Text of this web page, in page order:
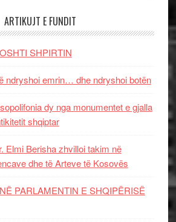
ARTIKUJT E FUNDIT
SHPIRTIN
ndryshoi emrin… dhe ndryshoi botën
dy nga monumentet e gjalla
shqiptar
Elmi Berisha zhvilloi takim në
dhe të Arteve të Kosovës
PARLAMENTIN E SHQIPËRISË